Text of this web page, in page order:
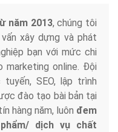
năm 2013, chúng tôi
xây dựng và phát
bạn với mức chi
online. Đội
SEO, lập trình
đào tạo bài bản tại
hàng năm, luôn đem
dịch vụ chất